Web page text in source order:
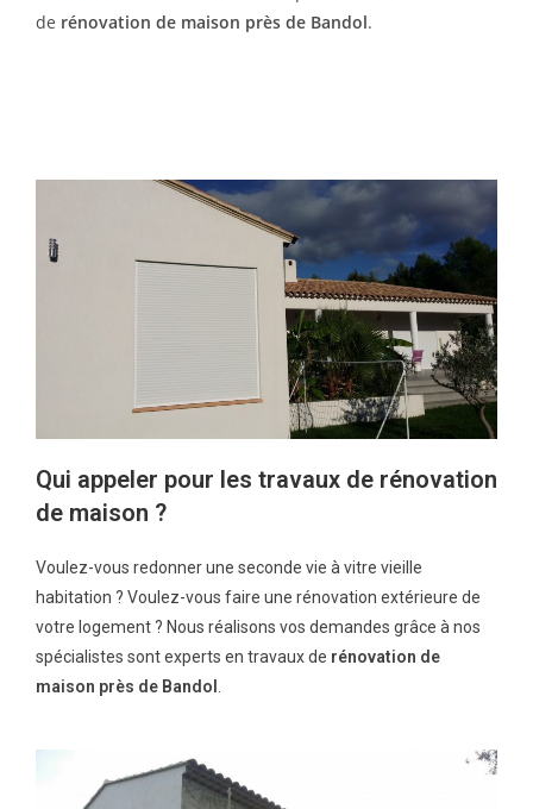
de rénovation de maison près de Bandol.
Qui appeler pour les travaux de rénovation
de maison ?
Voulez-vous redonner une seconde vie à vitre vieille
habitation ? Voulez-vous faire une rénovation extérieure de
votre logement ? Nous réalisons vos demandes grâce à nos
spécialistes sont experts en travaux de rénovation de
maison près de Bandol .